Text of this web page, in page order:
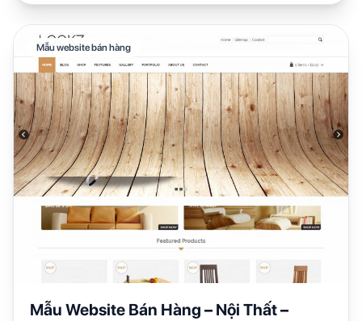
Mẫu website bán hàng
Mẫu Website Bán Hàng – Nội Thất –